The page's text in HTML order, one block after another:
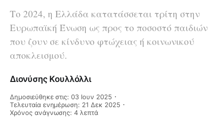
Το 2024, η Ελλάδα κατατάσσεται τρίτη στην
Ευρωπαϊκή Ένωση ως προς το ποσοστό παιδιών
που ζουν σε κίνδυνο φτώχειας ή κοινωνικού
αποκλεισμού.
Διονύσης Κουλλόλλι
Δημοσιεύθηκε στις: 03 Ιουν 2025
Τελευταία ενημέρωση: 21 Δεκ 2025
Χρόνος ανάγνωσης: 4 λεπτά